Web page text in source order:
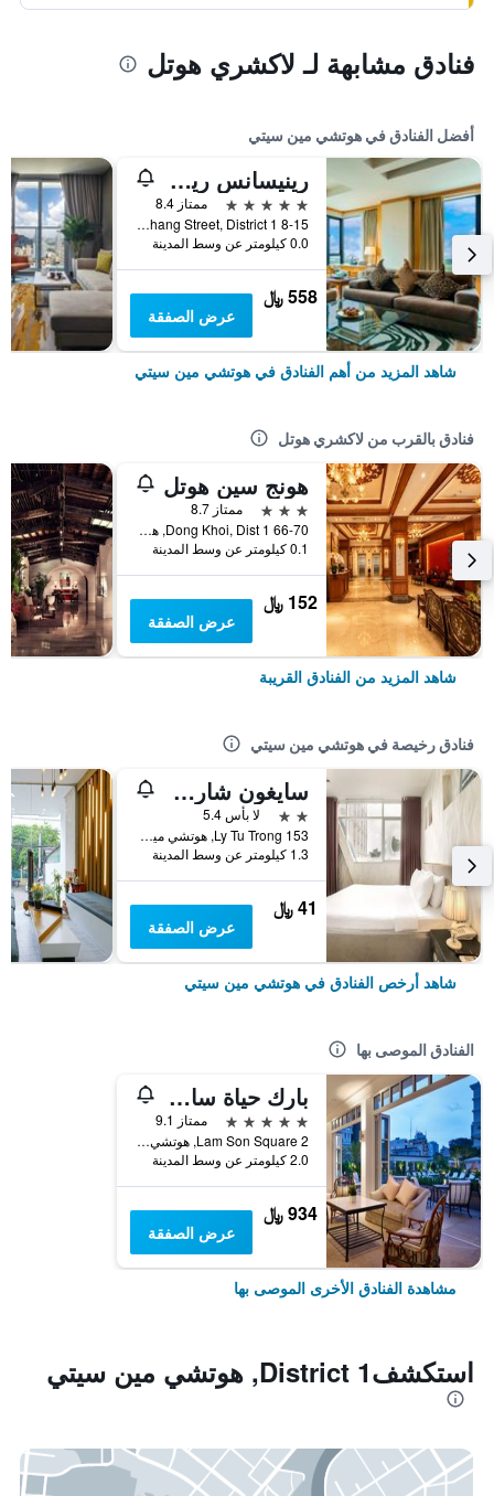
فنادق مشابهة لـ لاكشري هوتل
أفضل الفنادق في هوتشي مين سيتي
رينيسانس ريفرسايد هوتل سايجون
5 نجوم
ممتاز 8.4
8-15 Ton Duc Thang Street, District 1, هوتشي مين سيتي, فيتنام
0.0 كيلومتر عن وسط المدينة
558 ﷼
عرض الصفقة
شاهد المزيد من أهم الفنادق في هوتشي مين سيتي
فنادق بالقرب من لاكشري هوتل
هونج سين هوتل
3 نجوم
ممتاز 8.7
66-70 Dong Khoi, Dist 1, هوتشي مين سيتي, فيتنام
0.1 كيلومتر عن وسط المدينة
152 ﷼
عرض الصفقة
شاهد المزيد من الفنادق القريبة
فنادق رخيصة في هوتشي مين سيتي
سايغون شارم هوتل
2 نجمتين
لا بأس 5.4
153 Ly Tu Trong, هوتشي مين سيتي, فيتنام
1.3 كيلومتر عن وسط المدينة
41 ﷼
عرض الصفقة
شاهد أرخص الفنادق في هوتشي مين سيتي
الفنادق الموصى بها
بارك حياة سايجون
5 نجوم
ممتاز 9.1
2 Lam Son Square, هوتشي مين سيتي, فيتنام
2.0 كيلومتر عن وسط المدينة
934 ﷼
عرض الصفقة
مشاهدة الفنادق الأخرى الموصى بها
استكشفDistrict 1, هوتشي مين سيتي